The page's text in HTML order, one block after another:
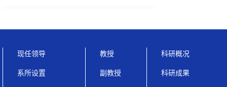
现任领导
系所设置
教授
副教授
科研概况
科研成果